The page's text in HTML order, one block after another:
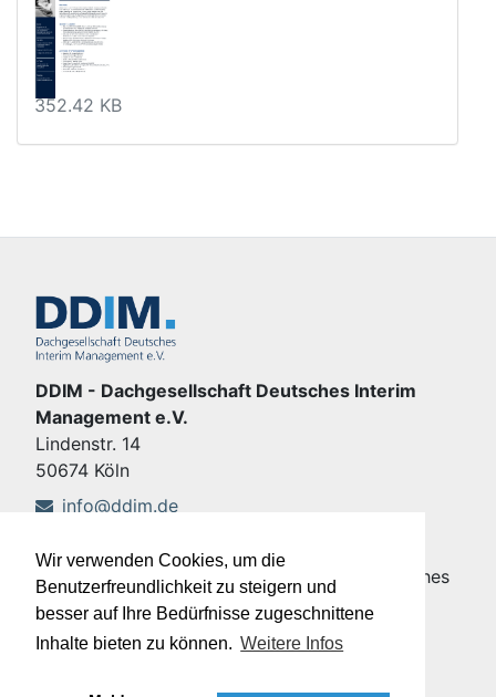
Wir verwenden Cookies, um die
Benutzerfreundlichkeit zu steigern und
besser auf Ihre Bedürfnisse zugeschnittene
Inhalte bieten zu können. Weitere Infos
352.42 KB
DDIM - Dachgesellschaft Deutsches Interim
Management e.V.
Lindenstr. 14
50674 Köln
info@ddim.de
Copyright © DDIM - Dachgesellschaft Deutsches
Interim Management e.V.
Impressum|Datenschutz